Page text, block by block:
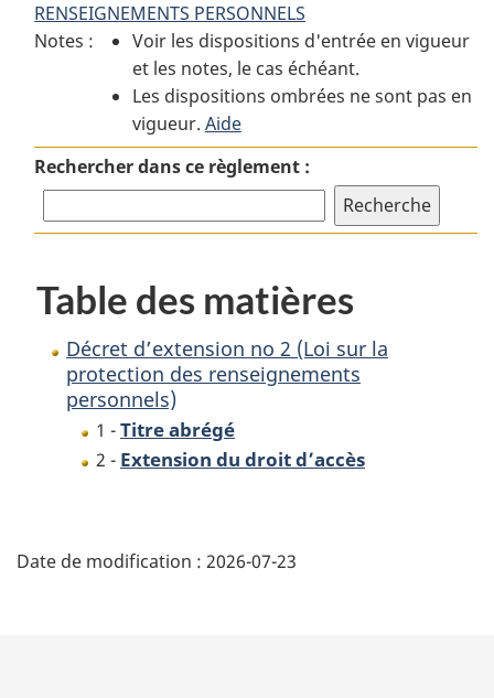
d’extension
no 2
(Loi
sur
la
protection
des
renseignements
personnels)
Décret
d’extension
no 2
(Loi
sur
la
protection
renseignements
Décret
d’extension
no 2
(Loi
la
protection
renseignements
RENSEIGNEMENTS PERSONNELS
Notes :
Voir les dispositions d'entrée en vigueur
et les notes, le cas échéant.
Les dispositions ombrées ne sont pas en
vigueur. Aide
Rechercher dans ce règlement :
Table des matières
Décret d’extension no 2 (Loi sur la
protection des renseignements
personnels)
1 -Titre abrégé
2 - Extension du droit d’accès
é
Date de modification : 2026-07-23